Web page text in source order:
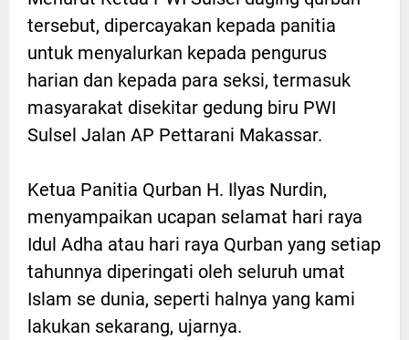
tersebut, dipercayakan kepada panitia
untuk menyalurkan kepada pengurus
harian dan kepada para seksi, termasuk
masyarakat disekitar gedung biru PWI
Sulsel Jalan AP Pettarani Makassar.
Ketua Panitia Qurban H. Ilyas Nurdin,
menyampaikan ucapan selamat hari raya
Idul Adha atau hari raya Qurban yang setiap
tahunnya diperingati oleh seluruh umat
Islam se dunia, seperti halnya yang kami
lakukan sekarang, ujarnya.